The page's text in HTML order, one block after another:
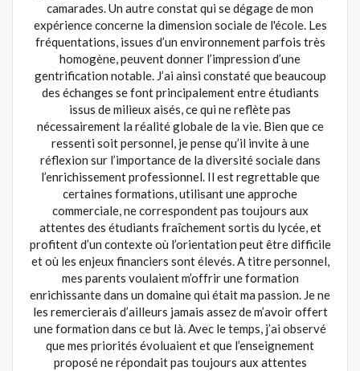
camarades. Un autre constat qui se dégage de mon
expérience concerne la dimension sociale de l'école. Les
fréquentations, issues d’un environnement parfois très
homogène, peuvent donner l’impression d’une
gentrification notable. J’ai ainsi constaté que beaucoup
des échanges se font principalement entre étudiants
issus de milieux aisés, ce qui ne reflète pas
nécessairement la réalité globale de la vie. Bien que ce
ressenti soit personnel, je pense qu’il invite à une
réflexion sur l’importance de la diversité sociale dans
l’enrichissement professionnel. Il est regrettable que
certaines formations, utilisant une approche
commerciale, ne correspondent pas toujours aux
attentes des étudiants fraîchement sortis du lycée, et
profitent d’un contexte où l’orientation peut être difficile
et où les enjeux financiers sont élevés. A titre personnel,
mes parents voulaient m’offrir une formation
enrichissante dans un domaine qui était ma passion. Je ne
les remercierais d’ailleurs jamais assez de m’avoir offert
une formation dans ce but là. Avec le temps, j’ai observé
que mes priorités évoluaient et que l’enseignement
proposé ne répondait pas toujours aux attentes